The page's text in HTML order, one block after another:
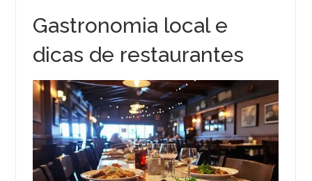
Gastronomia local e
dicas de restaurantes